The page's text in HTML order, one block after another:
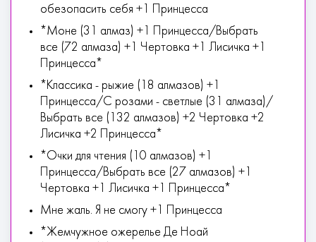
обезопасить себя +1 Принцесса
*Моне (31 алмаз) +1 Принцесса/Выбрать
все (72 алмаза) +1 Чертовка +1 Лисичка +1
Принцесса*
*Классика - рыжие (18 алмазов) +1
Принцесса/С розами - светлые (31 алмаза)/
Выбрать все (132 алмазов) +2 Чертовка +2
Лисичка +2 Принцесса*
*Очки для чтения (10 алмазов) +1
Принцесса/Выбрать все (27 алмазов) +1
Чертовка +1 Лисичка +1 Принцесса*
Мне жаль. Я не смогу +1 Принцесса
*Жемчужное ожерелье Де Ноай